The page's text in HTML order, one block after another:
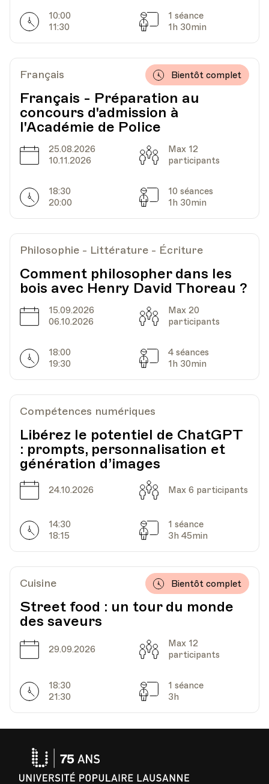
Lieu
UPL - Université populaire de Lausanne -
Escaliers du Marché 25, Lausanne
Horarires
10:00
11:30
Séances
1 séance
1h 30min
Français
Français - Préparation au
concours d'admission à
l'Académie de Police
Bientôt complet
Date
25.08.2026
10.11.2026
Capacité
Max 12
participants
Horarires
18:30
20:00
Séances
10 séances
1h 30min
Philosophie - Littérature - Écriture
Comment philosopher dans les
bois avec Henry David Thoreau ?
Date
15.09.2026
06.10.2026
Capacité
Max 20
participants
Horarires
18:00
19:30
Séances
4 séances
1h 30min
Compétences numériques
Libérez le potentiel de ChatGPT
: prompts, personnalisation et
génération d’images
Date
24.10.2026 Capacité
Max 6 participants
Horarires
14:30
18:15
Séances
1 séance
3h 45min
Cuisine
Street food : un tour du monde
des saveurs
Bientôt complet
Date
29.09.2026 Capacité
Max 12
participants
Horarires
18:30
21:30
Séances
1 séance
3h